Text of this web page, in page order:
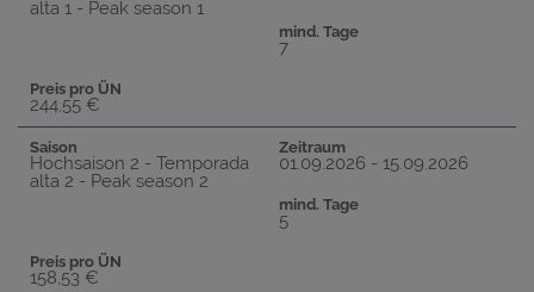
alta 1 - Peak season 1
mind. Tage
7
Preis pro ÜN
244,55 €
Saison
Hochsaison 2 - Temporada
alta 2 - Peak season 2
Zeitraum
01.09.2026 - 15.09.2026
mind. Tage
5
Preis pro ÜN
158,53 €